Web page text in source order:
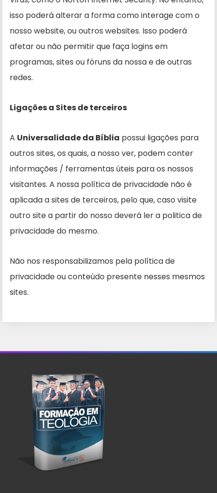
isso poderá alterar a forma como interage com o
nosso website, ou outros websites. Isso poderá
afetar ou não permitir que faça logins em
programas, sites ou fóruns da nossa e de outras
redes.
Ligações a Sites de terceiros
A Universalidade da Bíblia possui ligações para
outros sites, os quais, a nosso ver, podem conter
informações / ferramentas úteis para os nossos
visitantes. A nossa política de privacidade não é
aplicada a sites de terceiros, pelo que, caso visite
outro site a partir do nosso deverá ler a politica de
privacidade do mesmo.
Não nos responsabilizamos pela política de
privacidade ou conteúdo presente nesses mesmos
sites.